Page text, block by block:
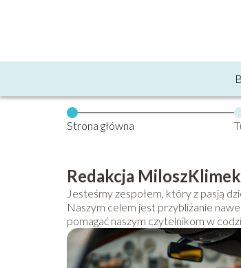
Strona główna
Redakcja MiloszKlimek
Jesteśmy zespołem, który z pasją
Naszym celem jest przybliżanie
pomagać naszym czytelnikom w